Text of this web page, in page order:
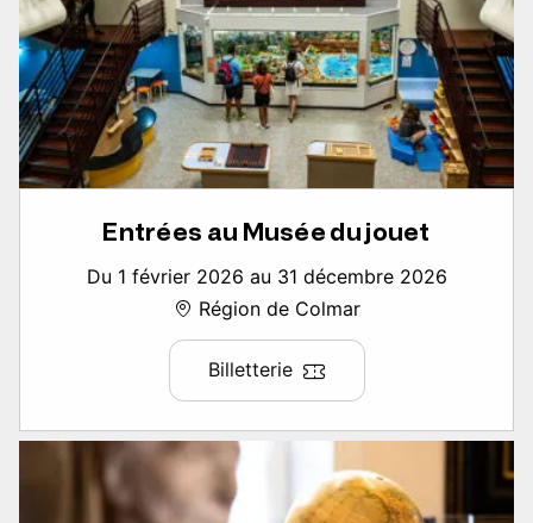
Entrées au Musée du jouet
Du 1 février 2026 au 31 décembre 2026
Région de Colmar
Billetterie